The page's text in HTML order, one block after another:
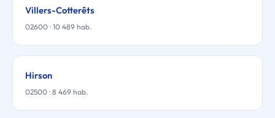
Villers-Cotterêts
02600 · 10 489 hab.
Hirson
02500 · 8 469 hab.